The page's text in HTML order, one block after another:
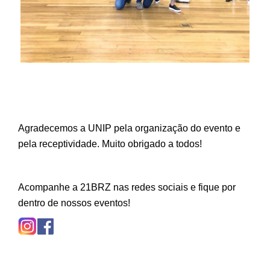
Agradecemos a UNIP pela organização do evento e
pela receptividade. Muito obrigado a todos!
Acompanhe a 21BRZ nas redes sociais e fique por
dentro de nossos eventos!